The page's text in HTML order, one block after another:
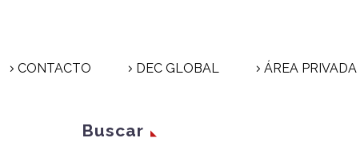
CONTACTO DEC GLOBAL ÁREA PRIVADA
Buscar